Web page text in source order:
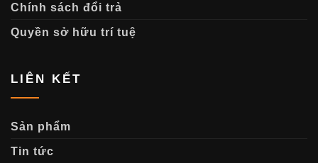
Chính sách đổi trả
Quyền sở hữu trí tuệ
LIÊN KẾT
Sản phẩm
Tin tức